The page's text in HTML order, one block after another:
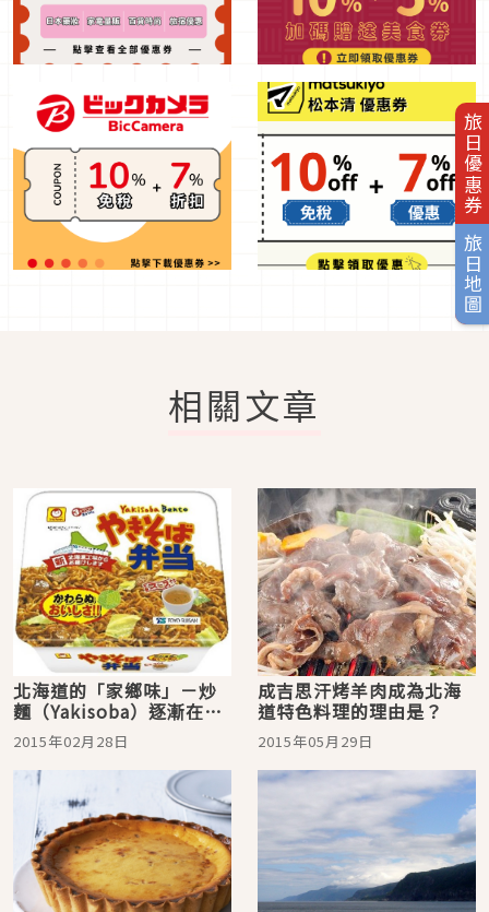
旅日優惠券
旅日地圖
相關文章
北海道的「家鄉味」－炒
麵（Yakisoba）逐漸在全
國展露角頭的原因
2015年02月28日
成吉思汗烤羊肉成為北海
道特色料理的理由是？
2015年05月29日